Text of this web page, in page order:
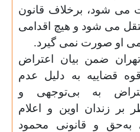
شود، برخلاف قانون
می شود و هیچ اقدامی
او صورت نمی گیرد.
ضمن بیان اعتراض
به دلیل عدم
به بی‌توجهی و
زندان اوین و اعلام
و قانونی محمود